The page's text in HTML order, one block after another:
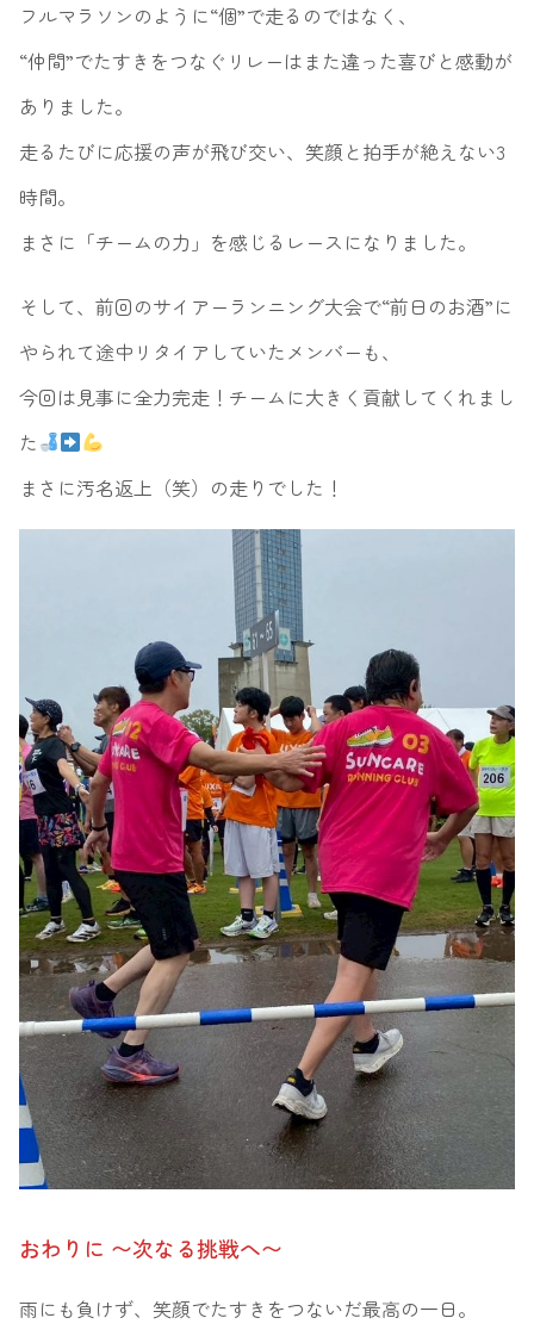
フルマラソンのように“個”で走るのではなく、
“仲間”でたすきをつなぐリレーはまた違った喜びと感動が
ありました。
走るたびに応援の声が飛び交い、笑顔と拍手が絶えない3
時間。
まさに「チームの力」を感じるレースになりました。
そして、前回のサイアーランニング大会で“前日のお酒”に
やられて途中リタイアしていたメンバーも、
今回は見事に全力完走！チームに大きく貢献してくれまし
た
まさに汚名返上（笑）の走りでした！
おわりに 〜次なる挑戦へ〜
雨にも負けず、笑顔でたすきをつないだ最高の一日。